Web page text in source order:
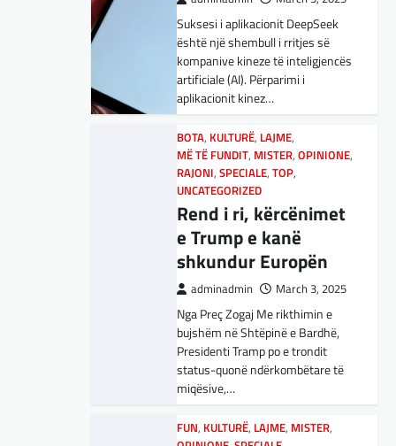
Ukrainën
adminadmin March 5, 2025
Aksionet e ofruesit francez të
satelitëve Eutelsat u trefishuan
në vlerë gjatë dy ditëve të fundit
mes shqetësimeve se qasja…
BOTA,LAJME,MË TË FUNDIT
OPINIONE,RAJONI
Gjermani, ekspertët
sugjerojnë 400
miliardë euro për
mbrojtje
adminadmin March 4, 2025
Gjermania ndodhet aktualisht në
kulmin e përpjekjeve për krijimin e
qeverisë dhe koha nuk pret.
CDU/CSU dhe SPD po
Suksesi i aplikacionit DeepSeek
është një shembull i rritjes së
kompanive kineze të inteligjencës
artificiale (AI). Përparimi i
aplikacionit kinez…
BOTA, KULTURË, LAJME,
MË TË FUNDIT, MISTER,OPINIONE,
RAJONI,SPECIALE,TOP,
UNCATEGORIZED
Rend i ri, kërcënimet
e Trump e kanë
shkundur Europën
adminadmin March 3, 2025
Nga Preç Zogaj Me rikthimin e
bujshëm në Shtëpinë e Bardhë,
Presidenti Tramp po e trondit
status-quonë ndërkombëtare të
miqësive,…
FUN, KULTURË, LAJME, MISTER,
Shkëndija dhe Vardari do të luajnë
zyrtarisht të dielën. Vendimi ka
ardhur nga Federata e futbollit të
Maqedonisë së Veriut…
LAJME,SPORT
Ja Kush E Bindi
Presidentin E
Vllaznisë Për Të
Marrë Qatip Osmanin
adminadmin
February 20,
2024
Skuadra e njohur shqiptare e
Vllaznisë nga Shkodra, me 30
tetor në postin e trajnerit
zyrtarizoi strategun tetovar, Qatip
Osmani.…
SPORT
Goli i Leipzigut ishte i
rregullt!